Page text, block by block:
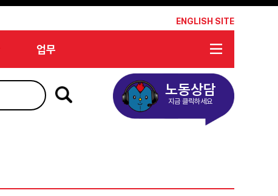
ENGLISH SITE
업무
노동상담
지금 클릭하세요